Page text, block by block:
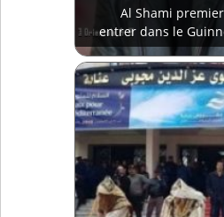
Al Shami
entrer dans le